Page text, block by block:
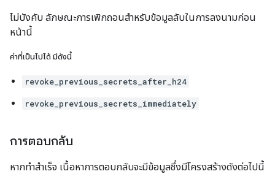
ไม่บังคับ ลักษณะการเพิกถอนสำหรับข้อมูลลับในการลงนามก่อน
หน้านี้
ค่าที่เป็นไปได้ มีดังนี้
revoke_previous_secrets_after_h24
revoke_previous_secrets_immediately
การตอบกลับ
หากทำสำเร็จ เนื้อหาการตอบกลับจะมีข้อมูลซึ่งมีโครงสร้างดังต่อไปนี้